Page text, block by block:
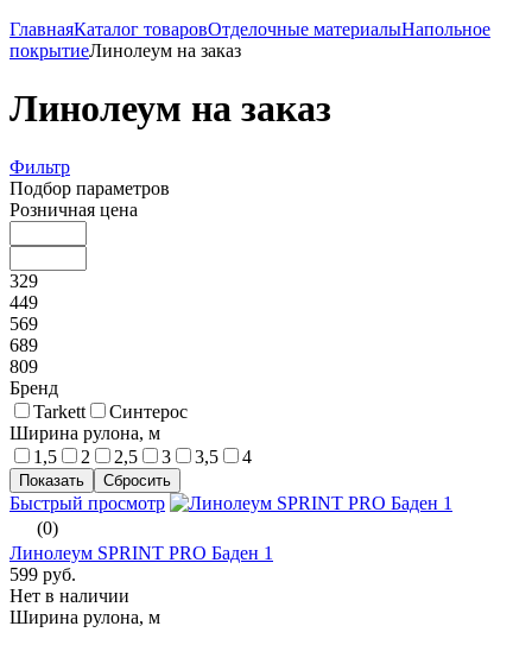
ГлавнаяКаталог товаровОтделочные материалыНапольное
покрытиеЛинолеум на заказ
Линолеум на заказ
Фильтр
Подбор параметров
Розничная цена
329
449
569
689
809
Бренд
Tarkett
Синтерос
Ширина рулона, м
1,5
2 2,5 3 3,5 4
Быстрый просмотр
(0)
Линолеум SPRINT PRO Баден 1
599 руб.
Нет в наличии
Ширина рулона, м